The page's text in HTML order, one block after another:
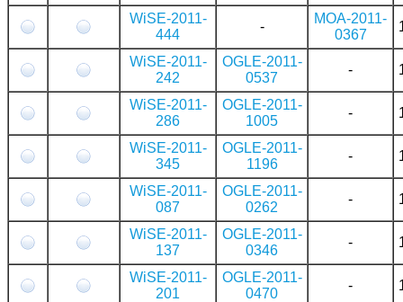
WiSE-2011-
444
-
MOA-2011-
0367
WiSE-2011-
242
OGLE-2011-
0537
-
WiSE-2011-
286
OGLE-2011-
1005
-
WiSE-2011-
345
OGLE-2011-
1196
-
WiSE-2011-
087
OGLE-2011-
0262
-
WiSE-2011-
137
OGLE-2011-
0346
-
WiSE-2011-
201
OGLE-2011-
0470
-